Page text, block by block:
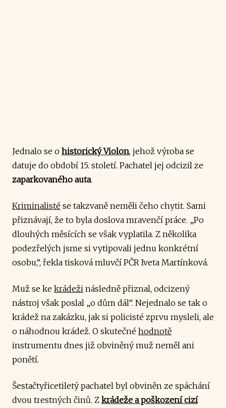
Jednalo se o historický Violon, jehož výroba se
datuje do období 15. století. Pachatel jej odcizil ze
zaparkovaného auta.
Kriminalisté se takzvaně neměli čeho chytit. Sami
přiznávají, že to byla doslova mravenčí práce. „Po
dlouhých měsících se však vyplatila. Z několika
podezřelých jsme si vytipovali jednu konkrétní
osobu,“, řekla tisková mluvčí PČR Iveta Martínková.
Muž se ke krádeži následně přiznal, odcizený
nástroj však poslal „o dům dál“. Nejednalo se tak o
krádež na zakázku, jak si policisté zprvu mysleli, ale
o náhodnou krádež. O skutečné hodnotě
instrumentu dnes již obviněný muž neměl ani
ponětí.
Šestačtyřicetiletý pachatel byl obviněn ze spáchání
dvou trestných činů. Z krádeže a poškození cizí